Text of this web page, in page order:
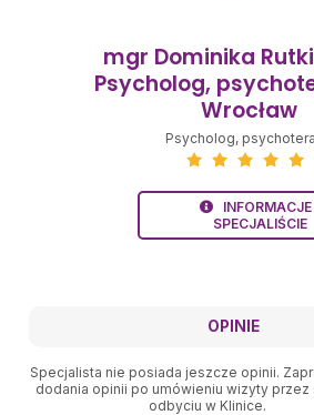
mgr Dominika
Psycholog,
Wrocław
Psycholog,
INFORMACJE
SPECJALIŚCIE
OPINIE
Specjalista nie posiada jeszcze opinii.
dodania opinii po umówieniu wizyty przez
odbyciu w Klinice.